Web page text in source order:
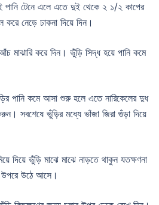
পানি টেনে এলে এতে দুই থেকে ২ ১/২ কাপের
নেড়ে ঢাকনা দিয়ে দিন।
করে দিন। ভুঁড়ি সিদ্ধ হয়ে পানি কমে
পানি কমে আসা শুরু হলে এতে নারিকেলের দুধ
সবশেষে ভুঁড়ির মধ্যে ভাঁজা জিরা গুঁড়া দিয়ে
দিয়ে ভুঁড়ি মাঝে মাঝে নাড়তে থাকুন যতক্ষণনা
উপরে উঠে আসে।